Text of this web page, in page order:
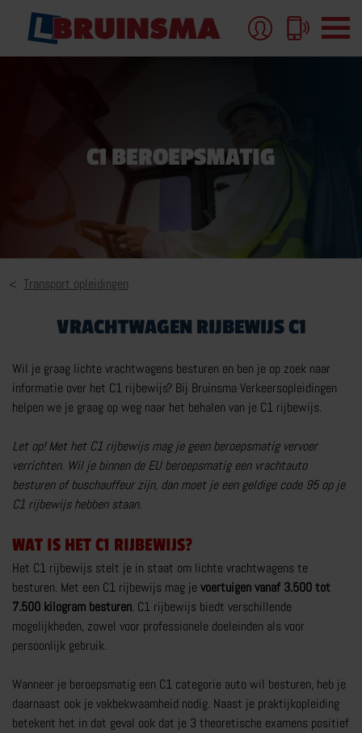
C1 BEROEPSMATIG
Transport opleidingen
VRACHTWAGEN RIJBEWIJS C1
Wil je graag lichte vrachtwagens besturen en ben je op zoek naar
informatie over het C1 rijbewijs? Bij Bruinsma Verkeersopleidingen
helpen we je graag op weg naar het behalen van je C1 rijbewijs.
Let op! Met het C1 rijbewijs mag je geen beroepsmatig vervoer
verrichten. Wil je binnen de EU beroepsmatig een vrachtauto
besturen of buschauffeur zijn, dan moet je een geldige code 95 op je
C1 rijbewijs hebben staan.
WAT IS HET C1 RIJBEWIJS?
Het C1 rijbewijs stelt je in staat om lichte vrachtwagens te
besturen. Met een C1 rijbewijs mag je voertuigen vanaf 3.500 tot
7.500 kilogram besturen. C1 rijbewijs biedt verschillende
mogelijkheden, zowel voor professionele doeleinden als voor
persoonlijk gebruik.
Wanneer je beroepsmatig een C1 categorie auto wil besturen, heb je
daarnaast ook je vakbekwaamheid nodig. Naast je praktijkopleiding
betekent het in dat geval ook dat je 3 theoretische examens positief
AUTORIJBEWIJS
AUTORIJBEWIJS PAKKETTEN EN TARIEVEN
AANHANGER RIJBEWIJS
PARTICULIER
BOVAG CARAVANTRAINING
MEER OVER AANHANGER RIJBEWIJS
RIJTRAININGEN
VOORGEZETTE RIJOPLEIDING MOTOR VRO
E-BIKE TRAINING